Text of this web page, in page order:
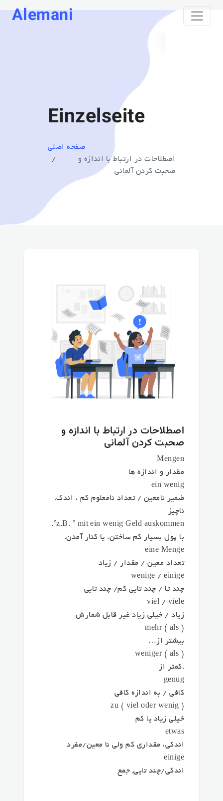
Alemani
Einzelseite
صفحه اصلی
اصطلاحات در ارتباط با اندازه و
صحبت کردن آلمانی
اصطلاحات در ارتباط با اندازه و
صحبت کردن آلمانی
Mengen
مقدار و اندازه ها
ein wenig
ضمیر نامعین / تعداد نامعلوم کم ، اندک،
ناچیز
z.B. ” mit ein wenig Geld auskommen”.
با پول بسیار کم ساختن. یا کنار آمدن.
eine Menge
تعداد معین / مقدار / زیاد
wenige / einige
چند تا / چند تایی کم/ چند تایی
viel / viele
زیاد / خیلی زیاد غیر قابل شمارش
mehr ( als )
بیشتر از…
weniger ( als )
.کمتر از
genug
کافی / به اندازه کافی
zu ( viel oder wenig )
خیلی زیاد یا کم
etwas
اندکی، مقداری کم ولی نا معین/مفرد
einige
اندکی/چند تایی, جمع